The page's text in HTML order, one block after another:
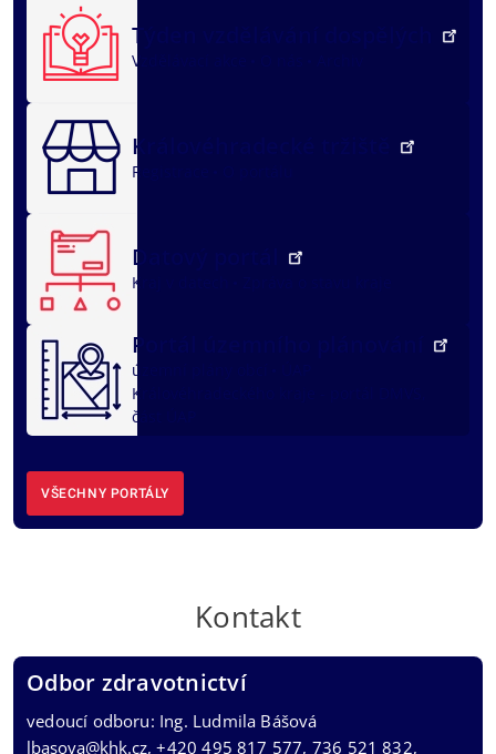
Týden vzdělávání dospělých
Vzdělávací akce
Královéhradecké tržiště
Registrace
Datový portál
Kraj v datech
Portál územního plánování
územní plány obcí
Královéhradeckého kraje - portál DMVS,
část ÚAP
VŠECHNY PORTÁLY
Kontakt
Odbor zdravotnictví
vedoucí odboru: Ing. Ludmila Bášová
lbasova@khk.cz, +420 495 817 577, 736 521 832,